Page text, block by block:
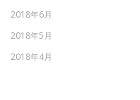
2018年6月
2018年5月
2018年4月